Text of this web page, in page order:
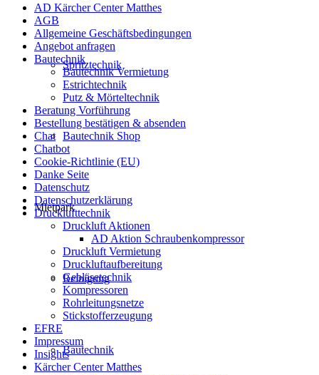
Spritztechnik
Bautechnik Shop
Mietpark
Reinigung
Bautechnik
AD Kärcher Center Matthes
AGB
Allgemeine Geschäftsbedingungen
Angebot anfragen
Bautechnik
Bautechnik Vermietung
Estrichtechnik
Putz & Mörteltechnik
Beratung Vorführung
Bestellung bestätigen & absenden
Chat
Chatbot
Cookie-Richtlinie (EU)
Danke Seite
Datenschutz
Datenschutzerklärung
Drucklufttechnik
Druckluft Aktionen
AD Aktion Schraubenkompressor
Druckluft Vermietung
Druckluftaufbereitung
Gebläsetechnik
Kompressoren
Rohrleitungsnetze
Stickstofferzeugung
EFRE
Impressum
Insights
Kärcher Center Matthes